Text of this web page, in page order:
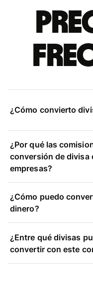
¿Cómo convierto
¿Por qué las
conversión de divisa
empresas?
¿Cómo puedo
dinero?
¿Entre qué divisas
convertir con este